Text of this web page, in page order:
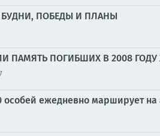
БУДНИ, ПОБЕДЫ И ПЛАНЫ
ПАМЯТЬ ПОГИБШИХ В 2008
особей ежедневно марширует